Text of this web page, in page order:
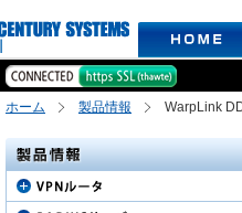
ホーム 製品情報 WarpLink